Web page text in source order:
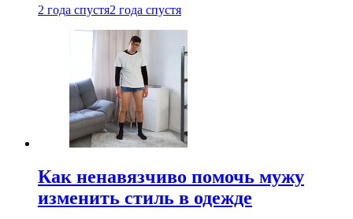
2 года спустя2 года спустя
Как ненавязчиво помочь мужу
изменить стиль в одежде